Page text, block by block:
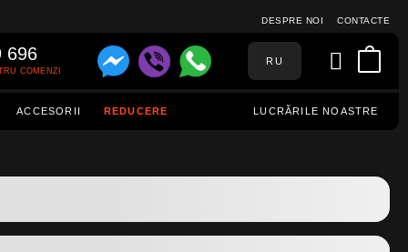
DESPRE NOI CONTACTE
696
COMENZI
RU
ACCESORII REDUCERE LUCRĂRILE NOASTRE